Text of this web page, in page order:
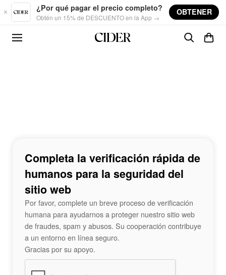
Skip to main content
¿Por qué pagar el precio completo?
Obtén un 15% de DESCUENTO en la App →
OBTENER
Completa la verificación rápida de
humanos para la seguridad del
sitio web
Por favor, complete un breve proceso de verificación
humana para ayudarnos a proteger nuestro sitio web
de fraudes, spam y abusos. Su cooperación contribuye
a un entorno en línea seguro.
Gracias por su apoyo.